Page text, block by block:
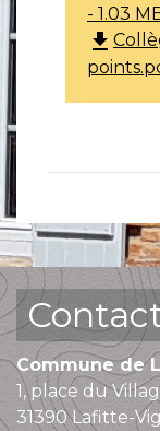
- 1.03
file_download
Commune de
1, place du
31390 Lafitte-